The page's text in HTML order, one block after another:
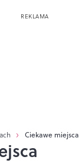
Ciekawe miejsca